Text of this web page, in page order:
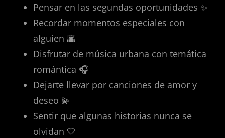
Pensar en las segundas oportunidades ✨
Recordar momentos especiales con
alguien 🌆
Disfrutar de música urbana con temática
romántica 🎧
Dejarte llevar por canciones de amor y
deseo 💫
Sentir que algunas historias nunca se
olvidan 🤍